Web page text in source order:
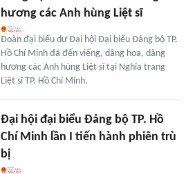
hương các Anh hùng Liệt sĩ
Đoàn đại biểu dự Đại hội Đại biểu Đảng bộ TP.
Hồ Chí Minh đã đến viếng, dâng hoa, dâng
hương các Anh hùng Liệt sĩ tại Nghĩa trang
Liệt sĩ TP. Hồ Chí Minh.
Đại hội đại biểu Đảng bộ TP. Hồ
Chí Minh lần I tiến hành phiên trù
bị